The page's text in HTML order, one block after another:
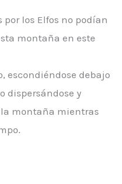
los Elfos no podían
montaña en este
escondiéndose debajo
dispersándose y
montaña mientras